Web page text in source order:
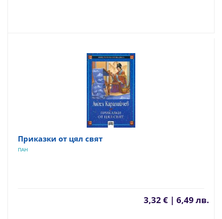
Приказки от цял свят
ПАН
3,32 € | 6,49 лв.